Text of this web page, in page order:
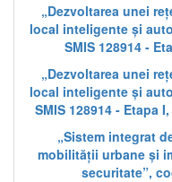
„Dezvoltarea unei
local inteligente și
SMIS 128914 -
„Dezvoltarea unei
local inteligente și
SMIS 128914 - Etapa
„Sistem integrat
mobilității urbane și
securitate”,